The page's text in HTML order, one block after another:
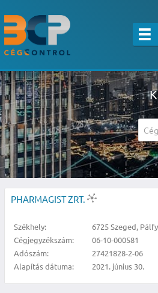
A részletes kereső csak belépett
PHARMAGIST ZRT.
Székhely:
6725 Szeged,
Cégjegyzékszám:
06-10-000581
Adószám:
27421828-2-06
Alapítás dátuma:
2021. június 30.